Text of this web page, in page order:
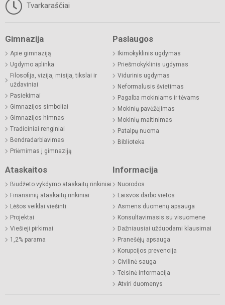
Tvarkaraščiai
Gimnazija
Apie gimnaziją
Ugdymo aplinka
Filosofija, vizija, misija, tikslai ir
uždaviniai
Pasiekimai
Gimnazijos simboliai
Gimnazijos himnas
Tradiciniai renginiai
Bendradarbiavimas
Priėmimas į gimnaziją
Paslaugos
Ikimokyklinis ugdymas
Priešmokyklinis ugdymas
Vidurinis ugdymas
Neformalusis švietimas
Pagalba mokiniams ir tėvams
Mokinių pavėžėjimas
Mokinių maitinimas
Patalpų nuoma
Biblioteka
Ataskaitos
Biudžeto vykdymo ataskaitų rinkiniai
Finansinių ataskaitų rinkiniai
Lėšos veiklai viešinti
Projektai
Viešieji pirkimai
1,2% parama
Informacija
Nuorodos
Laisvos darbo vietos
Asmens duomenų apsauga
Konsultavimasis su visuomene
Dažniausiai užduodami klausimai
Pranešėjų apsauga
Korupcijos prevencija
Civilinė sauga
Teisinė informacija
Atviri duomenys